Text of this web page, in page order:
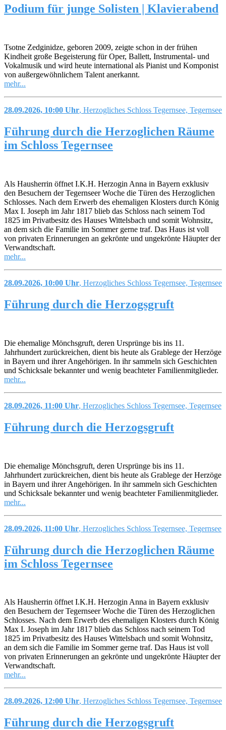
Podium für junge Solisten | Klavierabend
Tsotne Zedginidze, geboren 2009, zeigte schon in der frühen
Kindheit große Begeisterung für Oper, Ballett, Instrumental- und
Vokalmusik und wird heute international als Pianist und Komponist
von außergewöhnlichem Talent anerkannt.
mehr...
28.09.2026, 10:00 Uhr, Herzogliches Schloss Tegernsee, Tegernsee
Führung durch die Herzoglichen Räume
im Schloss Tegernsee
Als Hausherrin öffnet I.K.H. Herzogin Anna in Bayern exklusiv
den Besuchern der Tegernseer Woche die Türen des Herzoglichen
Schlosses. Nach dem Erwerb des ehemaligen Klosters durch König
Max I. Joseph im Jahr 1817 blieb das Schloss nach seinem Tod
1825 im Privatbesitz des Hauses Wittelsbach und somit Wohnsitz,
an dem sich die Familie im Sommer gerne traf. Das Haus ist voll
von privaten Erinnerungen an gekrönte und ungekrönte Häupter der
Verwandtschaft.
mehr...
28.09.2026, 10:00 Uhr, Herzogliches Schloss Tegernsee, Tegernsee
Führung durch die Herzogsgruft
Die ehemalige Mönchsgruft, deren Ursprünge bis ins 11.
Jahrhundert zurückreichen, dient bis heute als Grablege der Herzöge
in Bayern und ihrer Angehörigen. In ihr sammeln sich Geschichten
und Schicksale bekannter und wenig beachteter Familienmitglieder.
mehr...
28.09.2026, 11:00 Uhr, Herzogliches Schloss Tegernsee, Tegernsee
Führung durch die Herzogsgruft
Die ehemalige Mönchsgruft, deren Ursprünge bis ins 11.
Jahrhundert zurückreichen, dient bis heute als Grablege der Herzöge
in Bayern und ihrer Angehörigen. In ihr sammeln sich Geschichten
und Schicksale bekannter und wenig beachteter Familienmitglieder.
mehr...
28.09.2026, 11:00 Uhr, Herzogliches Schloss Tegernsee, Tegernsee
Führung durch die Herzoglichen Räume
im Schloss Tegernsee
Als Hausherrin öffnet I.K.H. Herzogin Anna in Bayern exklusiv
den Besuchern der Tegernseer Woche die Türen des Herzoglichen
Schlosses. Nach dem Erwerb des ehemaligen Klosters durch König
Max I. Joseph im Jahr 1817 blieb das Schloss nach seinem Tod
1825 im Privatbesitz des Hauses Wittelsbach und somit Wohnsitz,
an dem sich die Familie im Sommer gerne traf. Das Haus ist voll
von privaten Erinnerungen an gekrönte und ungekrönte Häupter der
Verwandtschaft.
mehr...
28.09.2026, 12:00 Uhr, Herzogliches Schloss Tegernsee, Tegernsee
Führung durch die Herzogsgruft